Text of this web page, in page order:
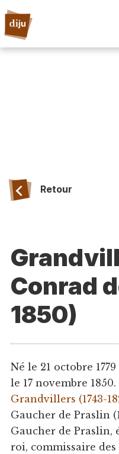
Retour
Conrad
1850)
Né le 21 octobre
le 17 novembre
Grandvillers (1743-
Gaucher de Praslin
Gaucher de Praslin,
roi, commissaire des